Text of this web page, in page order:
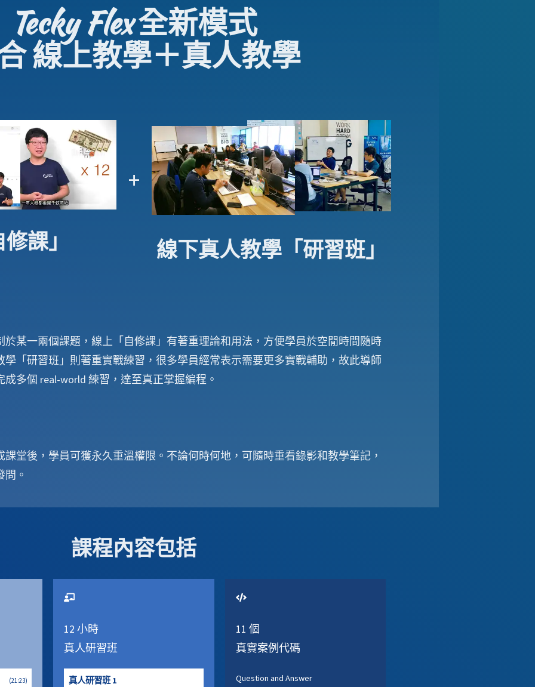
Tecky Flex全新模式
線上教學＋真人教學
課」
+
線下真人教學「研習班」
某一兩個課題，線上「自修課」有著重理論和用法，方便學員於空閒時間隨時
「研習班」則著重實戰練習，很多學員經常表示需要更多實戰輔助，故此導師
多個 real-world 練習，達至真正掌握編程。
堂後，學員可獲永久重溫權限。不論何時何地，可隨時重看錄影和教學筆記，
。
課程內容包括
(21:23)
12 小時
真人研習班
真人研習班 1
11 個
真實案例代碼
Question and Answer